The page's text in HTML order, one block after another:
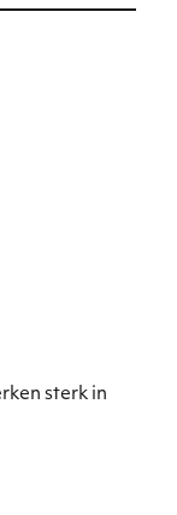
sterk in